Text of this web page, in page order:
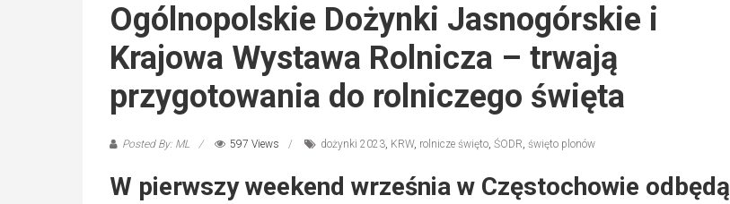
Ogólnopolskie Dożynki Jasnogórskie i
Krajowa Wystawa Rolnicza – trwają
przygotowania do rolniczego święta
Posted By: ML 597 Views dożynki 2023, KRW, rolnicze święto, ŚODR, święto plonów
W pierwszy weekend września w Częstochowie odbędą